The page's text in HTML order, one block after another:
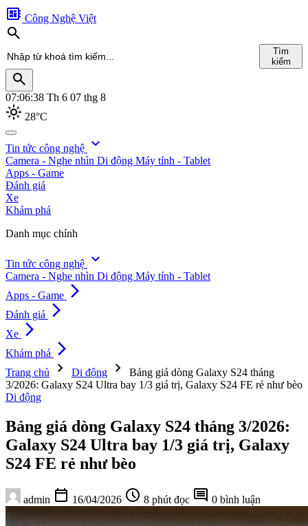
developer_board Công Nghệ Việt
search
Tìm
kiếm
search
07:06:40 Th 6 07 thg 8
light_mode 28°C
search
Tin tức công nghệ expand_more
Camera - Nghe nhìn Di động Máy tính - Tablet
Apps - Game
Đánh giá
Xe
Khám phá
Danh mục chính
Tin tức công nghệ expand_more
Camera - Nghe nhìn Di động Máy tính - Tablet
Apps - Game arrow_forward_ios
Đánh giá arrow_forward_ios
Xe arrow_forward_ios
Khám phá arrow_forward_ios
Trang chủ chevron_right Di động chevron_right
Bảng giá dòng Galaxy S24 tháng
3/2026: Galaxy S24 Ultra bay 1/3 giá trị, Galaxy S24 FE rẻ như bèo
Di động
Bảng giá dòng Galaxy S24 tháng 3/2026:
Galaxy S24 Ultra bay 1/3 giá trị, Galaxy
S24 FE rẻ như bèo
admin calendar_today 16/04/2026 schedule 8 phút đọc comment 0 bình luận